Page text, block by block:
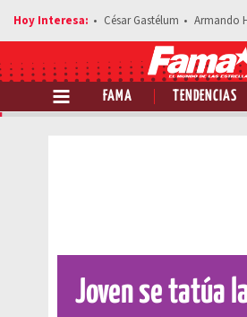
César Gastélum Armando
FAMA TENDENCIAS
Joven se tatúa